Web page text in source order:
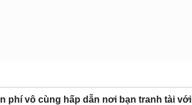
phí vô cùng hấp dẫn nơi bạn tranh tài với